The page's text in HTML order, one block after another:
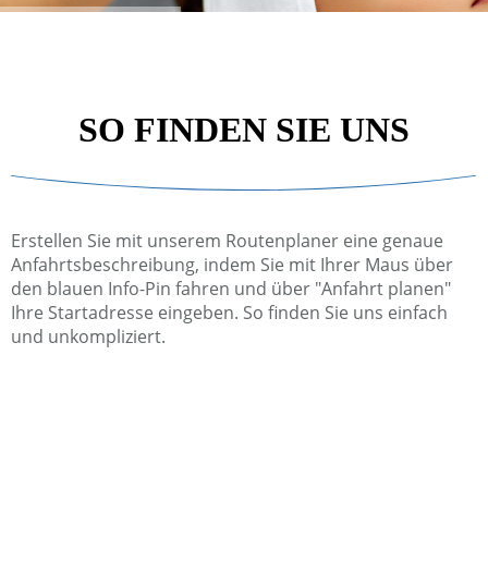
SO FINDEN SIE UNS
Erstellen Sie mit unserem Routenplaner eine genaue
Anfahrtsbeschreibung, indem Sie mit Ihrer Maus über
den blauen Info-Pin fahren und über "Anfahrt planen"
Ihre Startadresse eingeben. So finden Sie uns einfach
und unkompliziert.